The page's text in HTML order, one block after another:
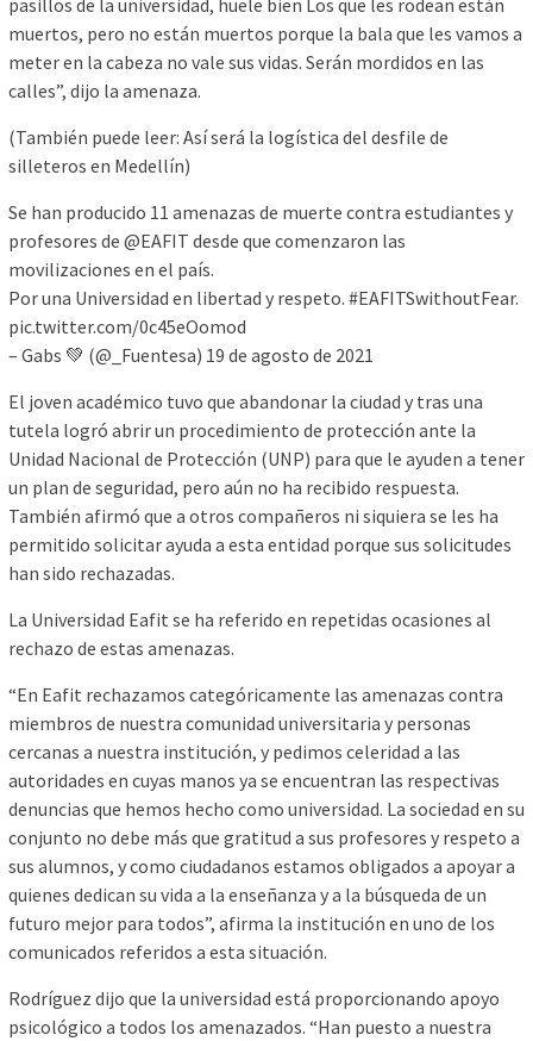
pasillos de la universidad, huele bien Los que les rodean están
muertos, pero no están muertos porque la bala que les vamos a
meter en la cabeza no vale sus vidas. Serán mordidos en las
calles”, dijo la amenaza.
(También puede leer: Así será la logística del desfile de
silleteros en Medellín)
Se han producido 11 amenazas de muerte contra estudiantes y
profesores de @EAFIT desde que comenzaron las
movilizaciones en el país.
Por una Universidad en libertad y respeto. #EAFITSwithoutFear.
pic.twitter.com/0c45eOomod
– Gabs 💚 (@_Fuentesa) 19 de agosto de 2021
El joven académico tuvo que abandonar la ciudad y tras una
tutela logró abrir un procedimiento de protección ante la
Unidad Nacional de Protección (UNP) para que le ayuden a tener
un plan de seguridad, pero aún no ha recibido respuesta.
También afirmó que a otros compañeros ni siquiera se les ha
permitido solicitar ayuda a esta entidad porque sus solicitudes
han sido rechazadas.
La Universidad Eafit se ha referido en repetidas ocasiones al
rechazo de estas amenazas.
“En Eafit rechazamos categóricamente las amenazas contra
miembros de nuestra comunidad universitaria y personas
cercanas a nuestra institución, y pedimos celeridad a las
autoridades en cuyas manos ya se encuentran las respectivas
denuncias que hemos hecho como universidad. La sociedad en su
conjunto no debe más que gratitud a sus profesores y respeto a
sus alumnos, y como ciudadanos estamos obligados a apoyar a
quienes dedican su vida a la enseñanza y a la búsqueda de un
futuro mejor para todos”, afirma la institución en uno de los
comunicados referidos a esta situación.
Rodríguez dijo que la universidad está proporcionando apoyo
psicológico a todos los amenazados. “Han puesto a nuestra